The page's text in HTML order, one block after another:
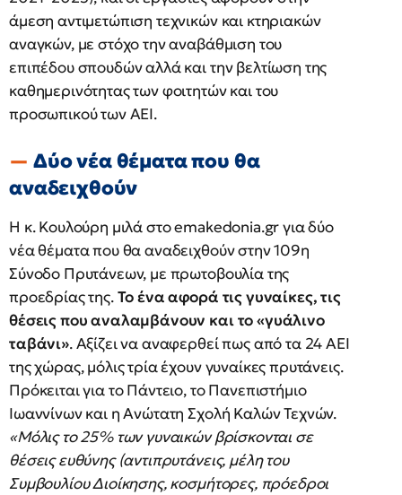
άμεση αντιμετώπιση τεχνικών και κτηριακών
αναγκών, με στόχο την αναβάθμιση του
επιπέδου σπουδών αλλά και την βελτίωση της
καθημερινότητας των φοιτητών και του
προσωπικού των ΑΕΙ.
Δύο νέα θέματα που θα
αναδειχθούν
Η κ. Κουλούρη μιλά στο emakedonia.gr για δύο
νέα θέματα που θα αναδειχθούν στην 109η
Σύνοδο Πρυτάνεων, με πρωτοβουλία της
προεδρίας της.Το ένα αφορά τις γυναίκες, τις
θέσεις που αναλαμβάνουν και το «γυάλινο
ταβάνι». Αξίζει να αναφερθεί πως από τα 24 ΑΕΙ
της χώρας, μόλις τρία έχουν γυναίκες πρυτάνεις.
Πρόκειται για το Πάντειο, το Πανεπιστήμιο
Ιωαννίνων και η Ανώτατη Σχολή Καλών Τεχνών.
«Μόλις το 25% των γυναικών βρίσκονται σε
θέσεις ευθύνης (αντιπρυτάνεις, μέλη του
Συμβουλίου Διοίκησης, κοσμήτορες, πρόεδροι